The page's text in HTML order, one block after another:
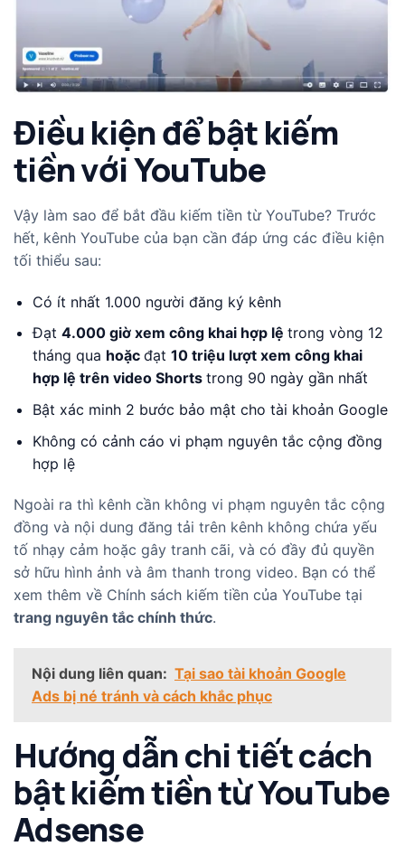
Điều kiện để bật kiếm
tiền với YouTube
Vậy làm sao để bắt đầu kiếm tiền từ YouTube? Trước
hết, kênh YouTube của bạn cần đáp ứng các điều kiện
tối thiểu sau:
Có ít nhất 1.000 người đăng ký kênh
Đạt 4.000 giờ xem công khai hợp lệ trong vòng 12
tháng qua hoặc đạt 10 triệu lượt xem công khai
hợp lệ trên video Shorts trong 90 ngày gần nhất
Bật xác minh 2 bước bảo mật cho tài khoản Google
Không có cảnh cáo vi phạm nguyên tắc cộng đồng
hợp lệ
Ngoài ra thì kênh cần không vi phạm nguyên tắc cộng
đồng và nội dung đăng tải trên kênh không chứa yếu
tố nhạy cảm hoặc gây tranh cãi, và có đầy đủ quyền
sở hữu hình ảnh và âm thanh trong video. Bạn có thể
xem thêm về Chính sách kiếm tiền của YouTube tại
trang nguyên tắc chính thức.
Nội dung liên quan: Tại sao tài khoản Google
Ads bị né tránh và cách khắc phục
Hướng dẫn chi tiết cách
bật kiếm tiền từ YouTube
Adsense